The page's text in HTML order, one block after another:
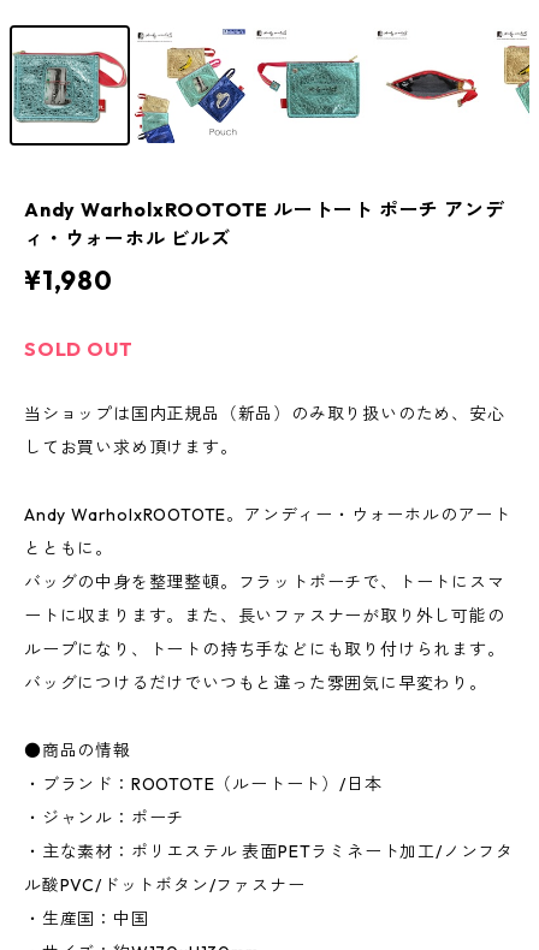
Andy WarholxROOTOTE ルートート ポーチ アンデ
ィ・ウォーホル ビルズ
¥1,980
SOLD OUT
当ショップは国内正規品（新品）のみ取り扱いのため、安心
してお買い求め頂けます。
Andy WarholxROOTOTE。アンディー・ウォーホルのアート
とともに。
バッグの中身を整理整頓。フラットポーチで、トートにスマ
ートに収まります。また、長いファスナーが取り外し可能の
ループになり、トートの持ち手などにも取り付けられます。
バッグにつけるだけでいつもと違った雰囲気に早変わり。
●商品の情報
・ブランド：ROOTOTE（ルートート）/日本
・ジャンル：ポーチ
・主な素材：ポリエステル 表面PETラミネート加工/ノンフタ
ル酸PVC/ドットボタン/ファスナー
・生産国：中国